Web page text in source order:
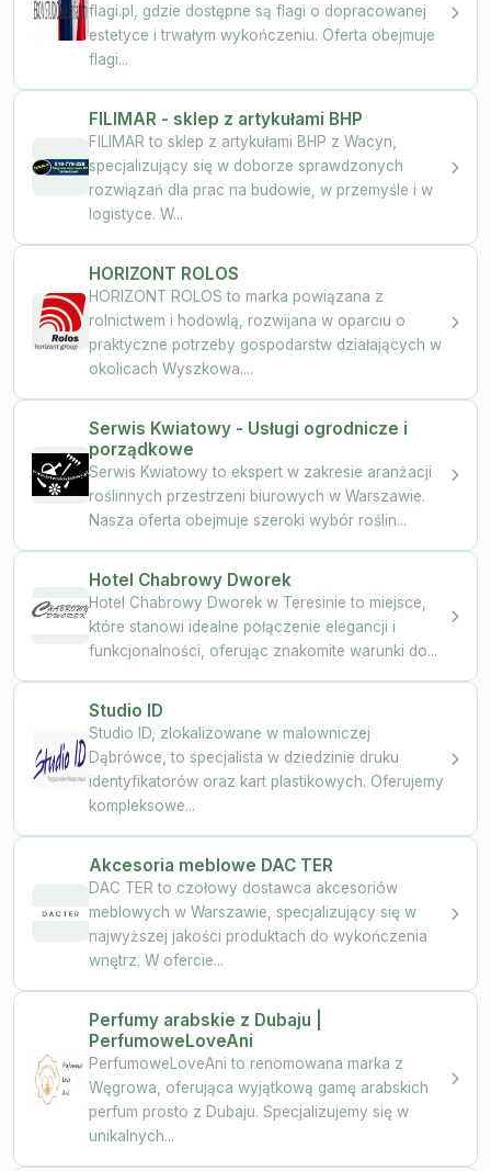
flagi.pl, gdzie dostępne są flagi o dopracowanej
estetyce i trwałym wykończeniu. Oferta obejmuje
flagi...
FILIMAR - sklep z artykułami BHP
FILIMAR to sklep z artykułami BHP z Wacyn,
specjalizujący się w doborze sprawdzonych
rozwiązań dla prac na budowie, w przemyśle i w
logistyce. W...
HORIZONT ROLOS
HORIZONT ROLOS to marka powiązana z
rolnictwem i hodowlą, rozwijana w oparciu o
praktyczne potrzeby gospodarstw działających w
okolicach Wyszkowa....
Serwis Kwiatowy - Usługi ogrodnicze i
porządkowe
Serwis Kwiatowy to ekspert w zakresie aranżacji
roślinnych przestrzeni biurowych w Warszawie.
Nasza oferta obejmuje szeroki wybór roślin...
Hotel Chabrowy Dworek
Hotel Chabrowy Dworek w Teresinie to miejsce,
które stanowi idealne połączenie elegancji i
funkcjonalności, oferując znakomite warunki do...
Studio ID
Studio ID, zlokalizowane w malowniczej
Dąbrówce, to specjalista w dziedzinie druku
identyfikatorów oraz kart plastikowych. Oferujemy
kompleksowe...
Akcesoria meblowe DAC TER
DAC TER to czołowy dostawca akcesoriów
meblowych w Warszawie, specjalizujący się w
najwyższej jakości produktach do wykończenia
wnętrz. W ofercie...
Perfumy arabskie z Dubaju |
PerfumoweLoveAni
PerfumoweLoveAni to renomowana marka z
Węgrowa, oferująca wyjątkową gamę arabskich
perfum prosto z Dubaju. Specjalizujemy się w
unikalnych...